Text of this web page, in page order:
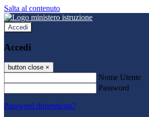
Salta al contenuto
Accedi
Accedi
button close ×
Nome Utente
Password
Password dimenticata?